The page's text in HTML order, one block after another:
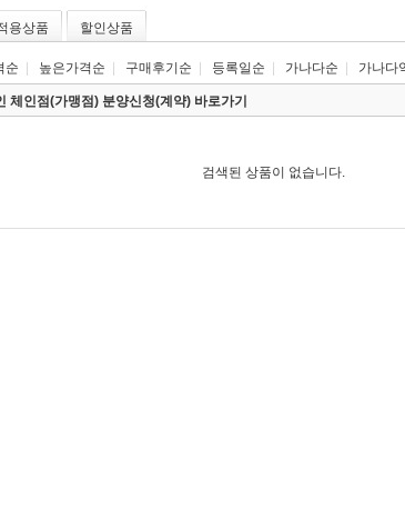
용상품 할인상품
순 높은가격순 구매후기순 등록일순 가나다순 가나다
체인점(가맹점) 분양신청(계약) 바로가기
검색된 상품이 없습니다.